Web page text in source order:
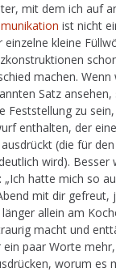
mit dem ich auf
ist nicht
einzelne kleine
machen. Wenn
Satz
Feststellung zu
enthalten, der eine
(die für
wird). Besser
„Ich hatte mich so
mit dir gefreut,
allein am
macht und
ein paar Worte
worum es